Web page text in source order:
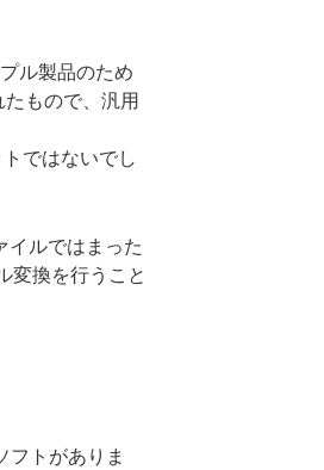
ル製品のため
もので、汎用
ではないでし
イルではまった
変換を行うこと
トがありま